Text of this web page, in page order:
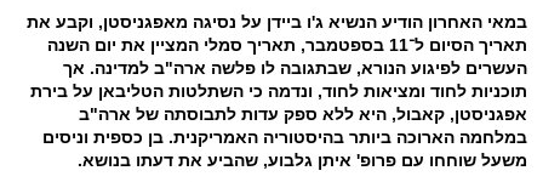
במאי האחרון הודיע הנשיא ג'ו ביידן על נסיגה מאפגניסטן, וקבע את
תאריך הסיום ל־11 בספטמבר, תאריך סמלי המציין את יום השנה
העשרים לפיגוע הנורא, שבתגובה לו פלשה ארה"ב למדינה. אך
תוכניות לחוד ומציאות לחוד, ונדמה כי השתלטות הטליבאן על בירת
אפגניסטן, קאבול, היא ללא ספק עדות לתבוסתה של ארה"ב
במלחמה הארוכה ביותר בהיסטוריה האמריקנית. בן כספית וניסים
משעל שוחחו עם פרופ' איתן גלבוע, שהביע את דעתו בנושא.